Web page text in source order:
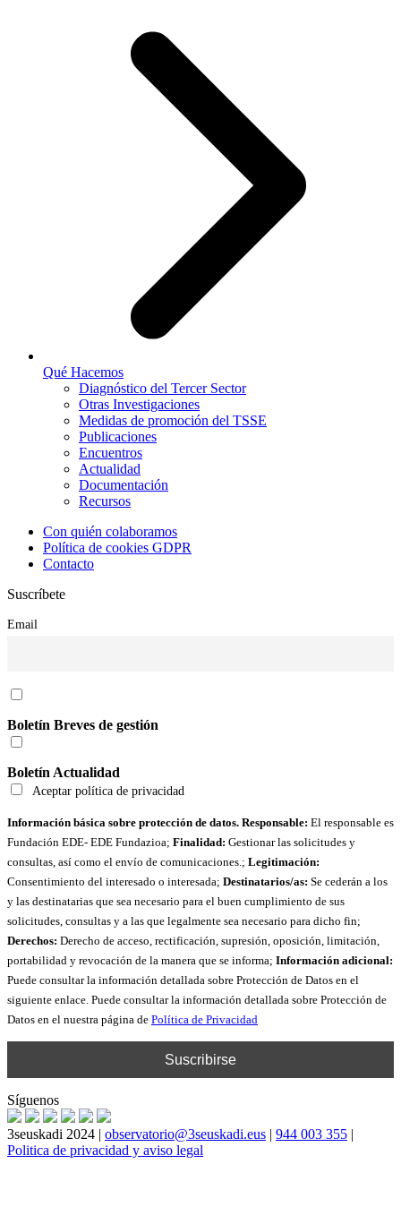
Qué Hacemos
Diagnóstico del Tercer Sector
Otras Investigaciones
Medidas de promoción del TSSE
Publicaciones
Encuentros
Actualidad
Documentación
Recursos
Con quién colaboramos
Política de cookies GDPR
Contacto
Suscríbete
Email
Boletín Breves de gestión
Boletín Actualidad
Aceptar política de privacidad
Información básica sobre protección de datos. Responsable: El responsable es
Fundación EDE- EDE Fundazioa; Finalidad: Gestionar las solicitudes y
consultas, así como el envío de comunicaciones.; Legitimación:
Consentimiento del interesado o interesada; Destinatarios/as: Se cederán a los
y las destinatarias que sea necesario para el buen cumplimiento de sus
solicitudes, consultas y a las que legalmente sea necesario para dicho fin;
Derechos: Derecho de acceso, rectificación, supresión, oposición, limitación,
portabilidad y revocación de la manera que se informa; Información adicional:
Puede consultar la información detallada sobre Protección de Datos en el
siguiente enlace. Puede consultar la información detallada sobre Protección de
Datos en el nuestra página de Política de Privacidad
Síguenos
3seuskadi 2024 | observatorio@3seuskadi.eus | 944 003 355 |
Politica de privacidad y aviso legal